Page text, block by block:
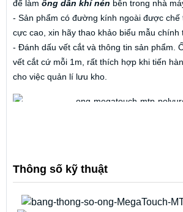
để làm ống dẫn khí nén bên trong nhà
- Sản phẩm có đường kính ngoài được chế
cực cao, xin hãy thao khảo biểu mẫu chính
- Đánh dấu vết cắt và thông tin sản phẩm.
vết cắt cứ mỗi 1m, rất thích hợp khi tiến
cho việc quản lí lưu kho.
Thông số kỹ thuật